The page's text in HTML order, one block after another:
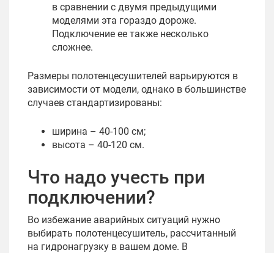
в сравнении с двумя предыдущими
моделями эта гораздо дороже.
Подключение ее также несколько
сложнее.
Размеры полотенцесушителей варьируются в
зависимости от модели, однако в большинстве
случаев стандартизированы:
ширина – 40-100 см;
высота – 40-120 см.
Что надо учесть при
подключении?
Во избежание аварийных ситуаций нужно
выбирать полотенцесушитель, рассчитанный
на гидронагрузку в вашем доме. В